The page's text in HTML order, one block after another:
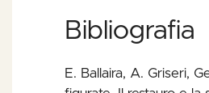
Bibliografia
E. Ballaira, A. Griseri,